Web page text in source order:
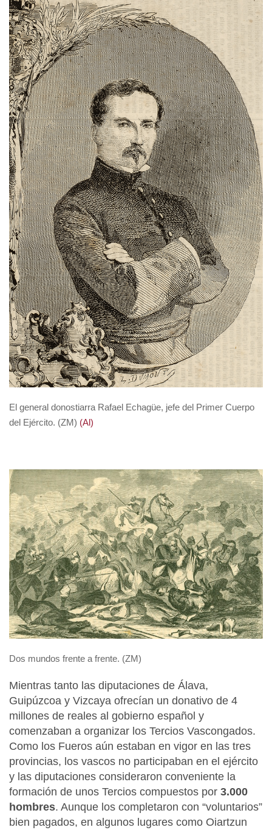
El general donostiarra Rafael Echagüe, jefe del Primer Cuerpo
del Ejército. (ZM) (Al)
Dos mundos frente a frente. (ZM)
Mientras tanto las diputaciones de Álava,
Guipúzcoa y Vizcaya ofrecían un donativo de 4
millones de reales al gobierno español y
comenzaban a organizar los Tercios Vascongados.
Como los Fueros aún estaban en vigor en las tres
provincias, los vascos no participaban en el ejército
y las diputaciones consideraron conveniente la
formación de unos Tercios compuestos por 3.000
hombres. Aunque los completaron con “voluntarios”
bien pagados, en algunos lugares como Oiartzun